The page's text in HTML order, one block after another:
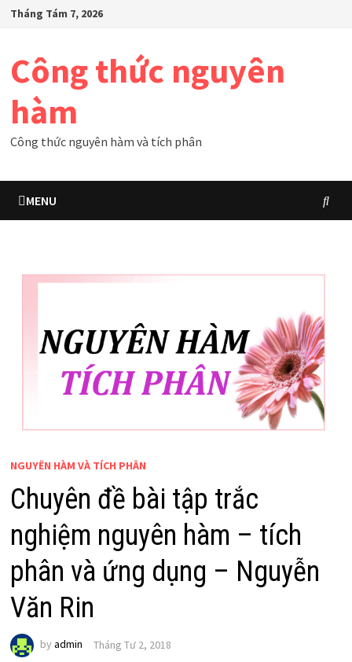
SkipTháng Tám 7, 2026
Công thức nguyên
hàm
Công thức nguyên hàm và tích phân
MENU
NGUYÊN HÀM VÀ TÍCH PHÂN
Chuyên đề bài tập trắc
nghiệm nguyên hàm – tích
phân và ứng dụng – Nguyễn
Văn Rin
by admin Tháng Tư 2, 2018